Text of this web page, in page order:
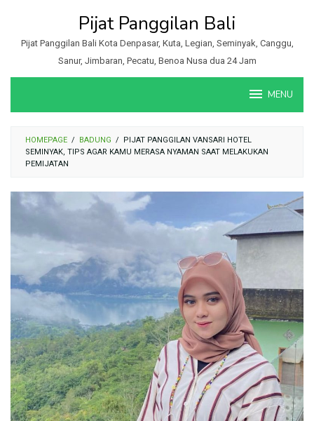
konten
Pijat Panggilan Bali
Pijat Panggilan Bali Kota Denpasar, Kuta, Legian, Seminyak, Canggu,
Sanur, Jimbaran, Pecatu, Benoa Nusa dua 24 Jam
MENU
HOMEPAGE / BADUNG /
PIJAT PANGGILAN VANSARI HOTEL
SEMINYAK, TIPS AGAR KAMU MERASA NYAMAN SAAT MELAKUKAN
PEMIJATAN